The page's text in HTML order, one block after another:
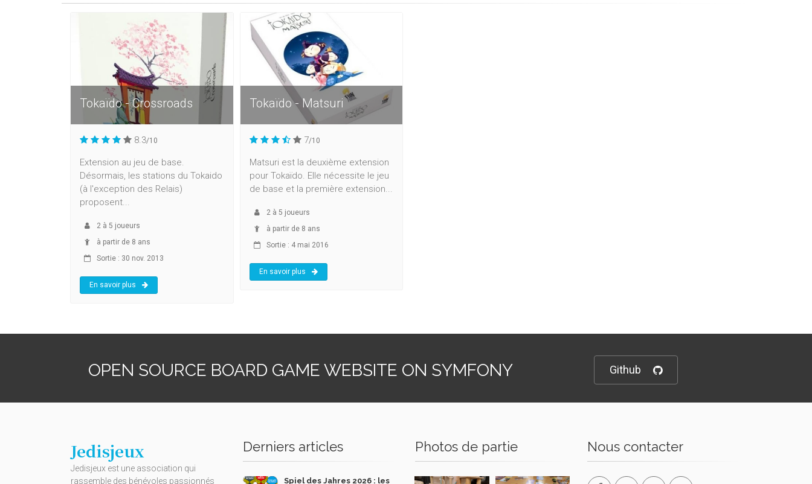
Tokaïdo - Crossroads
8.3/10
Extension au jeu de base.
Désormais, les stations du Tokaido
(à l'exception des Relais)
proposent...
2 à 5 joueurs
à partir de 8 ans
Sortie : 30 nov. 2013
En savoir plus
Tokaïdo - Matsuri
7/10
Matsuri est la deuxième extension
pour Tokaïdo. Elle nécessite le jeu
de base et la première extension...
2 à 5 joueurs
à partir de 8 ans
Sortie : 4 mai 2016
En savoir plus
OPEN SOURCE BOARD GAME WEBSITE ON SYMFONY Github
Jedisjeux
Jedisjeux est une association qui
rassemble des bénévoles passionnés
Derniers articles
Spiel des Jahres 2026 : les
Photos de partie Nous contacter